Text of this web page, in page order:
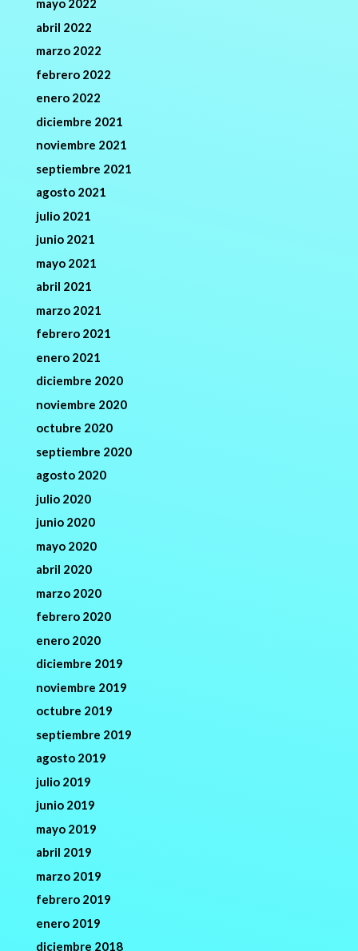
mayo 2022
abril 2022
marzo 2022
febrero 2022
enero 2022
diciembre 2021
noviembre 2021
septiembre 2021
agosto 2021
julio 2021
junio 2021
mayo 2021
abril 2021
marzo 2021
febrero 2021
enero 2021
diciembre 2020
noviembre 2020
octubre 2020
septiembre 2020
agosto 2020
julio 2020
junio 2020
mayo 2020
abril 2020
marzo 2020
febrero 2020
enero 2020
diciembre 2019
noviembre 2019
octubre 2019
septiembre 2019
agosto 2019
julio 2019
junio 2019
mayo 2019
abril 2019
marzo 2019
febrero 2019
enero 2019
diciembre 2018